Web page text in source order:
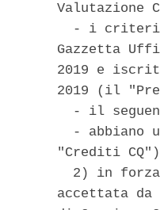
Valutazione
- i
Gazzetta
2019 e
2019 (il
- il
- abbiano
"Crediti
2) in
accettata